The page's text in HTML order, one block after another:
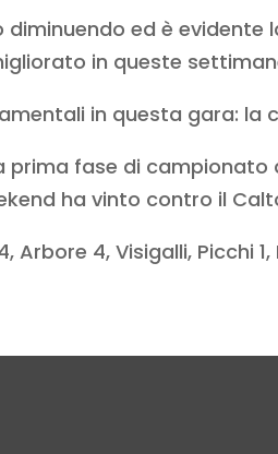
ed è
in queste
in questa gara: la
prima fase di
ha vinto contro il
Arbore 4, Visigalli, Picchi